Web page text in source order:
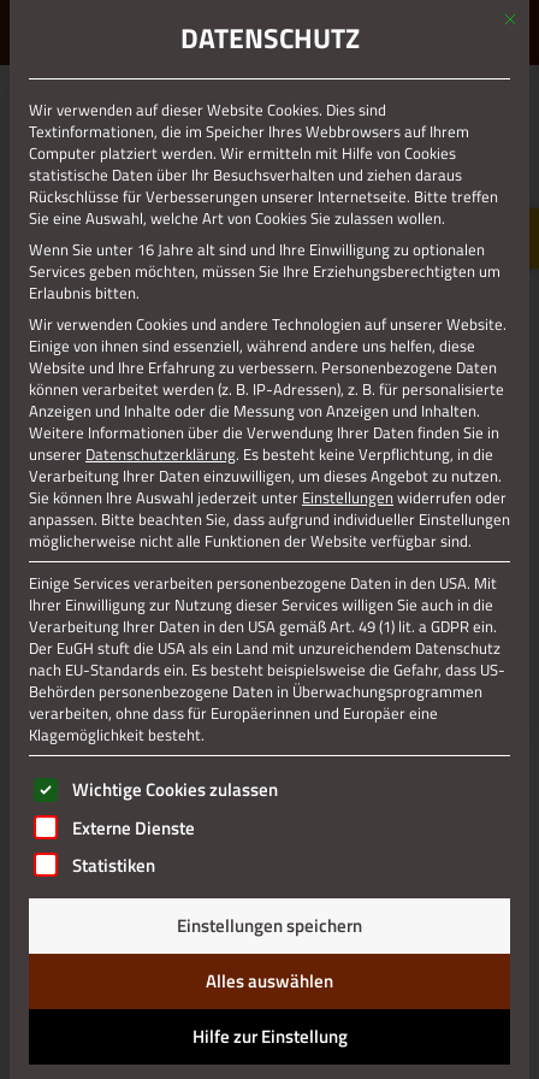
ERLEBE STOLBERG.ERLEBE DICH.
01.01.1970
RESIZE_300X225(3)
Infotafel Gehlens Kull
Jetzt teilen
Jetzt teilen
Datenschutz
Mit
DATENSCHUTZ
Wir verwenden auf dieser Website Cookies. Dies sind
Textinformationen, die im Speicher Ihres Webbrowsers auf Ihrem
Computer platziert werden. Wir ermitteln mit Hilfe von Cookies
statistische Daten über Ihr Besuchsverhalten und ziehen daraus
Rückschlüsse für Verbesserungen unserer Internetseite. Bitte treffen
Sie eine Auswahl, welche Art von Cookies Sie zulassen wollen.
Wenn Sie unter 16 Jahre alt sind und Ihre Einwilligung zu optionalen
Services geben möchten, müssen Sie Ihre Erziehungsberechtigten um
Erlaubnis bitten.
Wir verwenden Cookies und andere Technologien auf unserer Website.
Einige von ihnen sind essenziell, während andere uns helfen, diese
Website und Ihre Erfahrung zu verbessern. Personenbezogene Daten
können verarbeitet werden (z. B. IP-Adressen), z. B. für personalisierte
Anzeigen und Inhalte oder die Messung von Anzeigen und Inhalten.
Weitere Informationen über die Verwendung Ihrer Daten finden Sie in
unserer Datenschutzerklärung. Es besteht keine Verpflichtung, in die
Verarbeitung Ihrer Daten einzuwilligen, um dieses Angebot zu nutzen.
Sie können Ihre Auswahl jederzeit unter Einstellungen widerrufen oder
anpassen. Bitte beachten Sie, dass aufgrund individueller Einstellungen
möglicherweise nicht alle Funktionen der Website verfügbar sind.
Einige Services verarbeiten personenbezogene Daten in den USA. Mit
Ihrer Einwilligung zur Nutzung dieser Services willigen Sie auch in die
Verarbeitung Ihrer Daten in den USA gemäß Art. 49 (1) lit. a GDPR ein.
Der EuGH stuft die USA als ein Land mit unzureichendem Datenschutz
nach EU-Standards ein. Es besteht beispielsweise die Gefahr, dass US-
Behörden personenbezogene Daten in Überwachungsprogrammen
verarbeiten, ohne dass für Europäerinnen und Europäer eine
Klagemöglichkeit besteht.
Es folgt eine Liste der Service-Gruppen, für die eine
Wichtige Cookies zulassen
Externe Dienste
Statistiken
Einstellungen speichern
Alles auswählen
Hilfe zur Einstellung